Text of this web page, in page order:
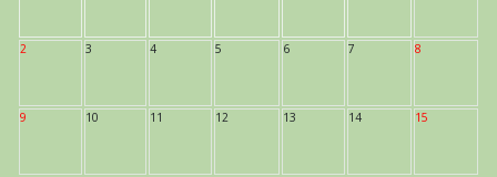
2 3 4 5 6 7 8
9 10 11 12 13 14 15